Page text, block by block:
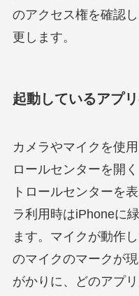
のアクセス権を確認
更します。
起動しているアプ
カメラやマイクを使
ロールセンターを開
トロールセンターを
ラ利用時はiPhoneに
ます。マイクが動作
のマイクのマークが
がかりに、どのアプ